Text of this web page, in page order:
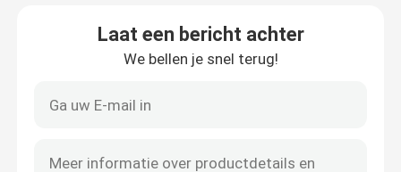
Laat een bericht achter
We bellen je snel terug!